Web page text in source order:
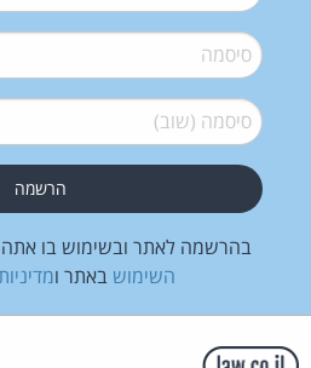
סיסמה*
סיסמה (שוב)*
בהרשמה לאתר ובשימוש בו
השימוש באתר ו